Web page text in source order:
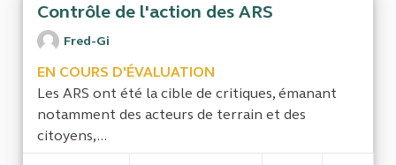
Contrôle de l'action des ARS
Fred-Gi
EN COURS D'ÉVALUATION
Les ARS ont été la cible de critiques, émanant
notamment des acteurs de terrain et des
citoyens,...